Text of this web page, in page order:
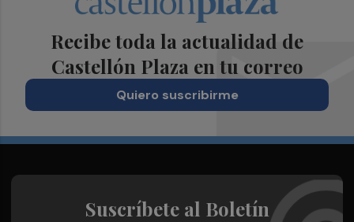
Recibe toda la actualidad de
Castellón Plaza en tu correo
Quiero suscribirme
Suscríbete al Boletín